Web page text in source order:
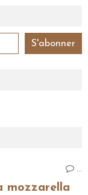
…
mozzarella